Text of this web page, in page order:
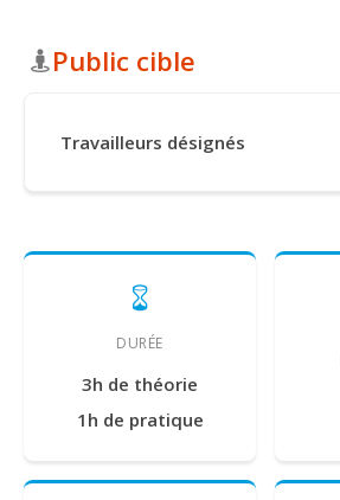
Public cible
Travailleurs désignés
DURÉE
3h de théorie
1h de pratique